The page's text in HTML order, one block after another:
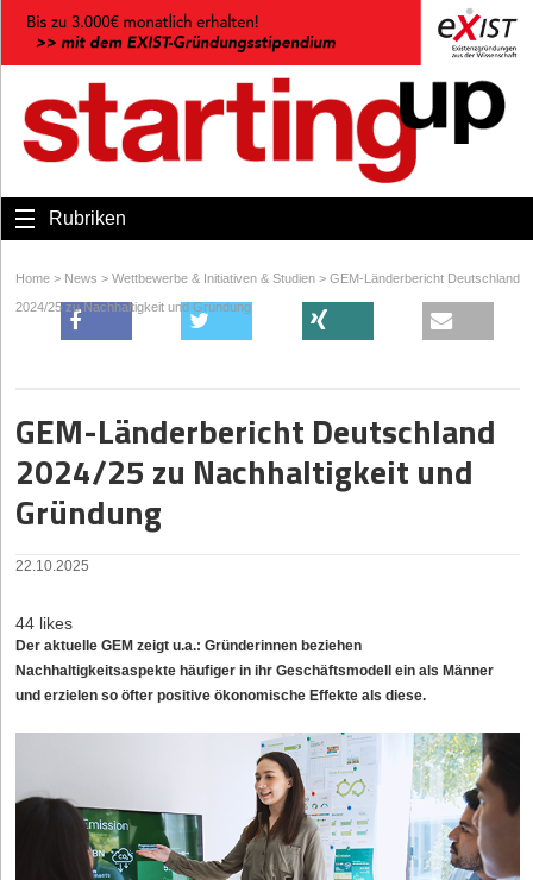
Rubriken
Home > News > Wettbewerbe & Initiativen & Studien > GEM-Länderbericht Deutschland
2024/25 zu Nachhaltigkeit und Gründung
GEM-Länderbericht Deutschland
2024/25 zu Nachhaltigkeit und
Gründung
22.10.2025
44 likes
Der aktuelle GEM zeigt u.a.: Gründerinnen beziehen
Nachhaltigkeitsaspekte häufiger in ihr Geschäftsmodell ein als Männer
und erzielen so öfter positive ökonomische Effekte als diese.